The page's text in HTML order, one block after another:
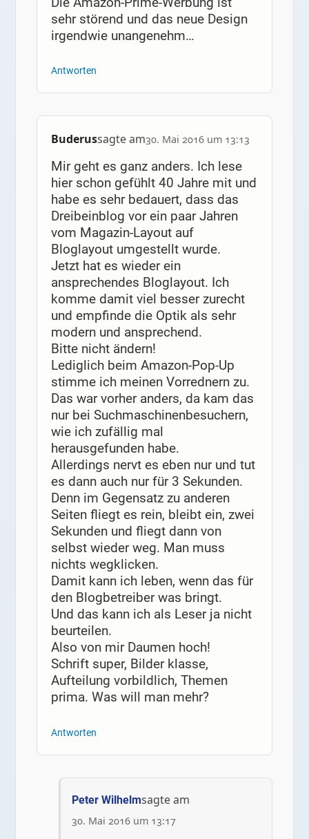
sehr störend und das neue Design
irgendwie unangenehm…
Antworten
Buderussagte am30. Mai 2016 um 13:13
Mir geht es ganz anders. Ich lese
hier schon gefühlt 40 Jahre mit und
habe es sehr bedauert, dass das
Dreibeinblog vor ein paar Jahren
vom Magazin-Layout auf
Bloglayout umgestellt wurde.
Jetzt hat es wieder ein
ansprechendes Bloglayout. Ich
komme damit viel besser zurecht
und empfinde die Optik als sehr
modern und ansprechend.
Bitte nicht ändern!
Lediglich beim Amazon-Pop-Up
stimme ich meinen Vorrednern zu.
Das war vorher anders, da kam das
nur bei Suchmaschinenbesuchern,
wie ich zufällig mal
herausgefunden habe.
Allerdings nervt es eben nur und tut
es dann auch nur für 3 Sekunden.
Denn im Gegensatz zu anderen
Seiten fliegt es rein, bleibt ein, zwei
Sekunden und fliegt dann von
selbst wieder weg. Man muss
nichts wegklicken.
Damit kann ich leben, wenn das für
den Blogbetreiber was bringt.
Und das kann ich als Leser ja nicht
beurteilen.
Also von mir Daumen hoch!
Schrift super, Bilder klasse,
Aufteilung vorbildlich, Themen
prima. Was will man mehr?
Antworten
Peter Wilhelmsagte am
30. Mai 2016 um 13:17